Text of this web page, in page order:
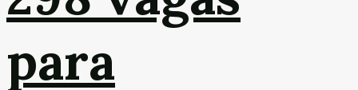
para